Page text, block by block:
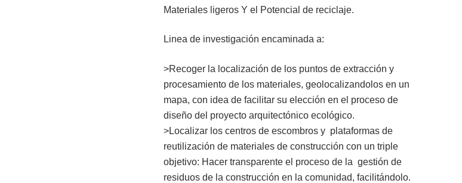
Materiales ligeros Y el Potencial de reciclaje.
Linea de investigación encaminada a:
>Recoger la localización de los puntos de extracción y
procesamiento de los materiales, geolocalizandolos en un
mapa, con idea de facilitar su elección en el proceso de
diseño del proyecto arquitectónico ecológico.
>Localizar los centros de escombros y plataformas de
reutilización de materiales de construcción con un triple
objetivo: Hacer transparente el proceso de la gestión de
residuos de la construcción en la comunidad, facilitándolo.